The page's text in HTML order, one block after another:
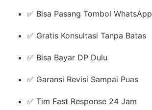
✅ Bisa Pasang Tombol WhatsApp
✅ Gratis Konsultasi Tanpa Batas
✅ Bisa Bayar DP Dulu
✅ Garansi Revisi Sampai Puas
✅ Tim Fast Response 24 Jam